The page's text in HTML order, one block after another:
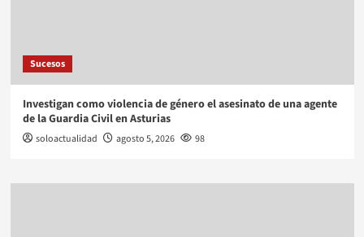
Sucesos
Investigan como violencia de género el asesinato de una agente
de la Guardia Civil en Asturias
soloactualidad agosto 5, 2026 98